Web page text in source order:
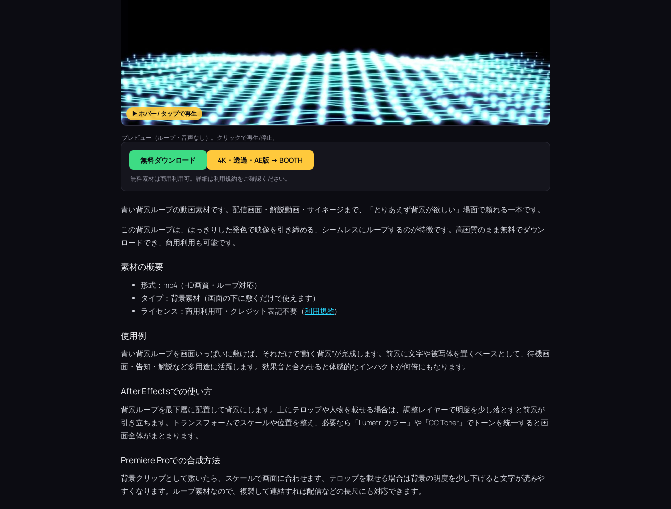
▶ ホバー / タップで再生
プレビュー（ループ・音声なし）。クリックで再生/停止。
無料ダウンロード 4K・透過・AE版 → BOOTH
無料素材は商用利用可。詳細は利用規約をご確認ください。
青い背景ループの動画素材です。配信画面・解説動画・サイネージまで、「とりあえず背景が欲しい」場面で頼れる一本です。
この背景ループは、はっきりした発色で映像を引き締める、シームレスにループするのが特徴です。高画質のまま無料でダウン
ロードでき、商用利用も可能です。
素材の概要
形式：mp4（HD画質・ループ対応）
タイプ：背景素材（画面の下に敷くだけで使えます）
ライセンス：商用利用可・クレジット表記不要（利用規約）
使用例
青い背景ループを画面いっぱいに敷けば、それだけで“動く背景”が完成します。前景に文字や被写体を置くベースとして、待機画
面・告知・解説など多用途に活躍します。効果音と合わせると体感的なインパクトが何倍にもなります。
After Effectsでの使い方
背景ループを最下層に配置して背景にします。上にテロップや人物を載せる場合は、調整レイヤーで明度を少し落とすと前景が
引き立ちます。トランスフォームでスケールや位置を整え、必要なら「Lumetri カラー」や「CC Toner」でトーンを統一すると画
面全体がまとまります。
Premiere Proでの合成方法
背景クリップとして敷いたら、スケールで画面に合わせます。テロップを載せる場合は背景の明度を少し下げると文字が読みや
すくなります。ループ素材なので、複製して連結すれば配信などの長尺にも対応できます。